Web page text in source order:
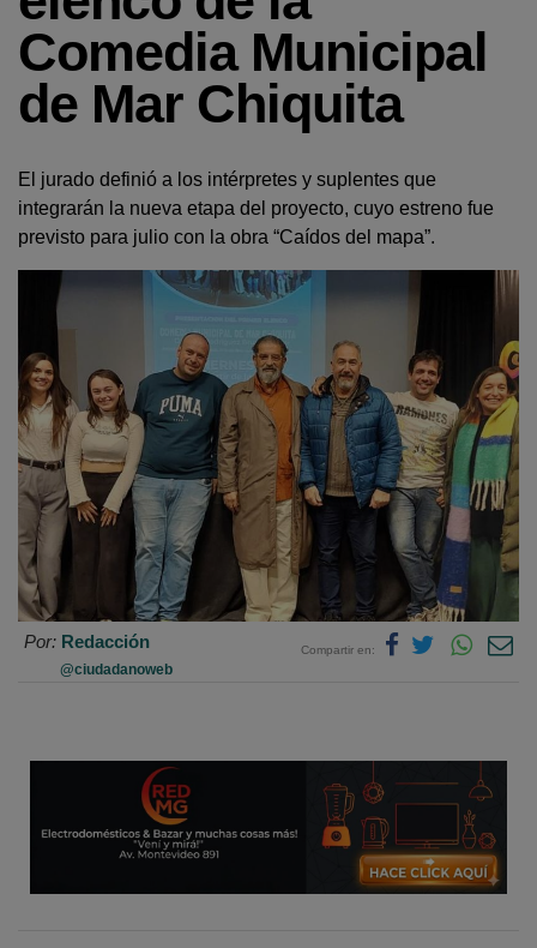
Comedia Municipal
de Mar Chiquita
El jurado definió a los intérpretes y suplentes que
integrarán la nueva etapa del proyecto, cuyo estreno fue
previsto para julio con la obra “Caídos del mapa”.
Por: Redacción
@ciudadanoweb
Compartir en: